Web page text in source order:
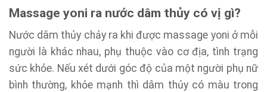
Massage yoni ra nước dâm thủy có vị gì?
Nước dâm thủy chảy ra khi được massage yoni ở mỗi
người là khác nhau, phụ thuộc vào cơ địa, tình trạng
sức khỏe. Nếu xét dưới góc độ của một người phụ nữ
bình thường, khỏe mạnh thì dâm thủy có màu trong